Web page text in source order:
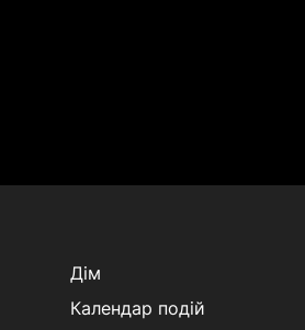
Дім
Календар подій